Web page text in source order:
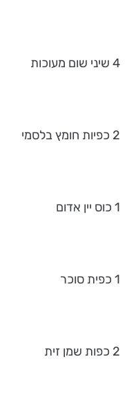
4 שיני שום מעוכות
2 כפיות חומץ בלסמי
1 כוס יין אדום
1 כפית סוכר
2 כפות שמן זית